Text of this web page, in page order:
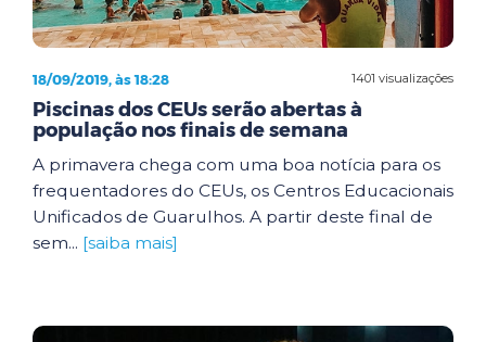
1401 visualizações
18/09/2019, às 18:28
Piscinas dos CEUs serão abertas à
população nos finais de semana
A primavera chega com uma boa notícia para os
frequentadores do CEUs, os Centros Educacionais
Unificados de Guarulhos. A partir deste final de
sem... [saiba mais]